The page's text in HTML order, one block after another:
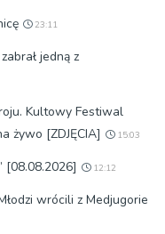
23:11
jedną z
Kultowy Festiwal
żywo [ZDJĘCIA]
15:03
[08.08.2026] 12:12
wrócili z Medjugorie